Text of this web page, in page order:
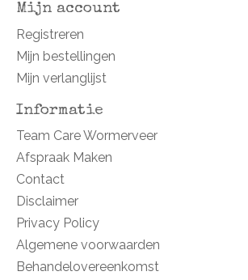
Mijn account
Registreren
Mijn bestellingen
Mijn verlanglijst
Informatie
Team Care Wormerveer
Afspraak Maken
Contact
Disclaimer
Privacy Policy
Algemene voorwaarden
Behandelovereenkomst